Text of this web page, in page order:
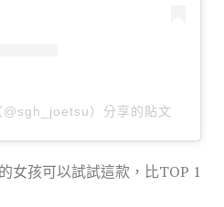
@sgh_joetsu）分享的貼文
女孩可以試試這款，比TOP 1